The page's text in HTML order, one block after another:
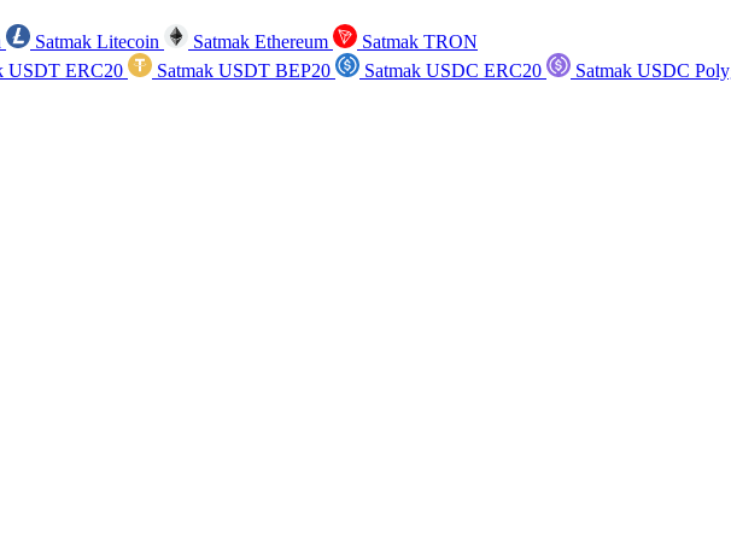
Satmak Litecoin Satmak Ethereum
Satmak TRON
USDT ERC20 Satmak USDT BEP20 Satmak USDC ERC20
Satmak USDC